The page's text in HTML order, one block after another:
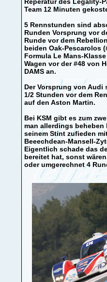
Team 12 Minuten
5 Rennstunden sind
Runden Vorsprung vor
Runde vor dem
beiden Oak-Pescarolos
Formula Le Mans-
Wagen vor der #48 von
DAMS an.
Der Vorsprung von
1/2 Stunden vor dem
auf den Aston Martin.
Bei KSM gibt es zum
man allerdings
seinem Stint zufieden
Beeechdean-Mansell-
Eigentlich schade das
bereitet hat, sonst
oder umgerechnet 4